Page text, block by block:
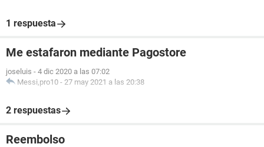
1 respuesta
Me estafaron mediante Pagostore
joseluis - 4 dic 2020 a las 07:02
Messi,pro10 - 27 may 2021 a las 20:38
2 respuestas
Reembolso